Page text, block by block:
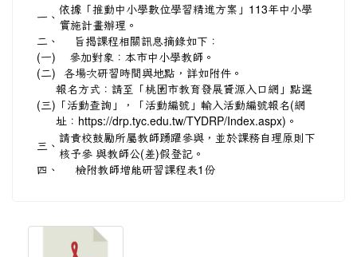
一、 依據「推動中小學數位學習精進方案」113年中小學
實施計畫辦理。
二、
旨揭課程相關訊息摘錄如下：
(一)
參加對象：本市中小學教師。
(二) 各場次研習時間與地點，詳如附件。
(三)
報名方式：請至「桃園市教育發展資源入口網」點選
「活動查詢」，「活動編號」輸入活動編號報名(網
址： https://drp.tyc.edu.tw/TYDRP/Index.aspx)。
三、 請貴校鼓勵所屬教師踴躍參與，並於課務自理原則下
核予參 與教師公(差)假登記。
四、
檢附教師增能研習課程表1份